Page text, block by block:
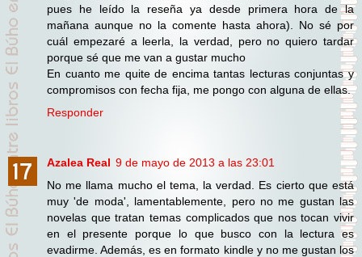
pues he leído la reseña ya desde primera hora de la
mañana aunque no la comente hasta ahora). No sé por
cuál empezaré a leerla, la verdad, pero no quiero tardar
porque sé que me van a gustar mucho
En cuanto me quite de encima tantas lecturas conjuntas y
compromisos con fecha fija, me pongo con alguna de ellas.
Responder
Azalea Real 9 de mayo de 2013 a las 23:01
No me llama mucho el tema, la verdad. Es cierto que está
muy 'de moda', lamentablemente, pero no me gustan las
novelas que tratan temas complicados que nos tocan vivir
en el presente porque lo que busco con la lectura es
evadirme. Además, es en formato kindle y no me gustan los